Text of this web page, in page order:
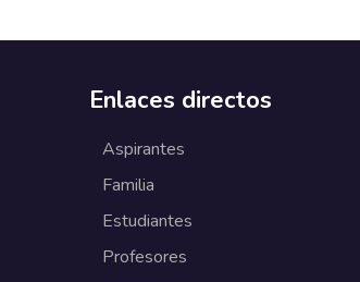
Enlaces directos
Aspirantes
Familia
Estudiantes
Profesores